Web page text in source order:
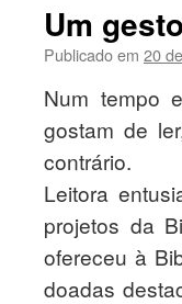
Um
Publicado em 20
Num tempo
gostam de
contrário.
Leitora
projetos da
ofereceu à
doadas